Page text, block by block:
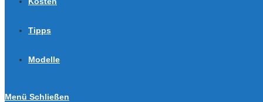
Tipps
Modelle
Menü Schließen